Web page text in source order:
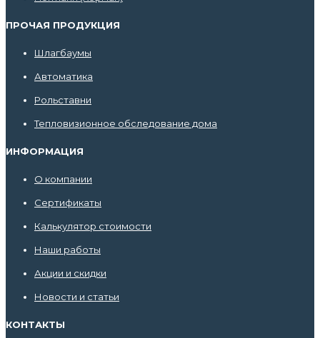
ПРОЧАЯ ПРОДУКЦИЯ
Шлагбаумы
Автоматика
Рольставни
Тепловизионное обследование дома
ИНФОРМАЦИЯ
О компании
Сертификаты
Калькулятор стоимости
Наши работы
Акции и скидки
Новости и статьи
КОНТАКТЫ